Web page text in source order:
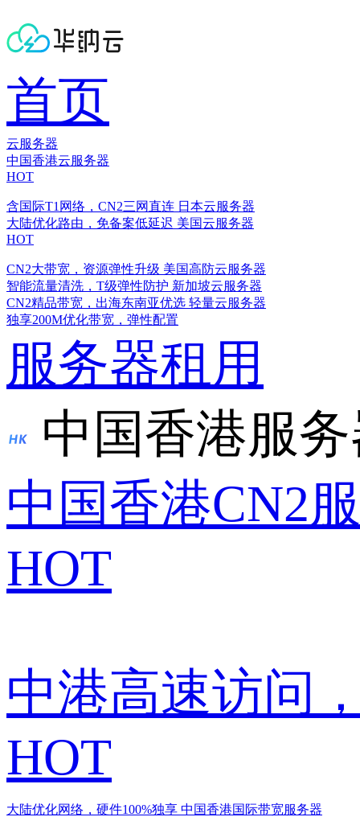
首页
云服务器
中国香港云服务器
HOT
含国际T1网络，CN2三网直连 日本云服务器
大陆优化路由，免备案低延迟 美国云服务器
HOT
CN2大带宽，资源弹性升级 美国高防云服务器
智能流量清洗，T级弹性防护 新加坡云服务器
CN2精品带宽，出海东南亚优选 轻量云服务器
独享200M优化带宽，弹性配置
服务器租用
中国香港服
中国香港CN2
HOT
中港高速访问
HOT
大陆优化网络，硬件100%独享 中国香港国际带宽服务器